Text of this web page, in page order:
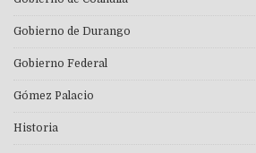
Gobierno de Durango
Gobierno Federal
Gómez Palacio
Historia